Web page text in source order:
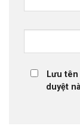
Lưu
duyệt